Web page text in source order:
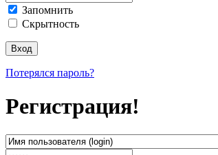
Запомнить
Скрытность
Потерялся пароль?
Регистрация!